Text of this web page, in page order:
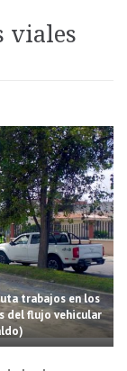
viales
trabajos en los
del flujo vehicular